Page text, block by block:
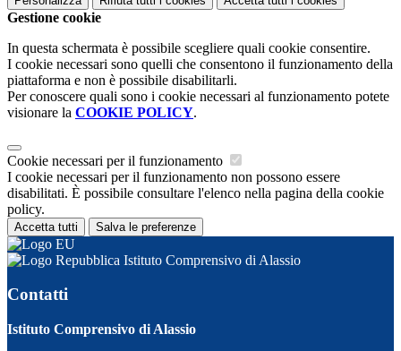
Gestione cookie
In questa schermata è possibile scegliere quali cookie consentire.
I cookie necessari sono quelli che consentono il funzionamento della
piattaforma e non è possibile disabilitarli.
Per conoscere quali sono i cookie necessari al funzionamento potete
visionare la COOKIE POLICY.
Cookie necessari per il funzionamento
I cookie necessari per il funzionamento non possono essere
disabilitati. È possibile consultare l'elenco nella pagina della cookie
policy.
Accetta tutti Salva le preferenze
Istituto Comprensivo di Alassio
Contatti
Istituto Comprensivo di Alassio